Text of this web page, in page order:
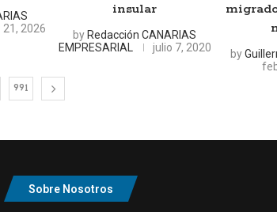
21, 2026
insular
by Redacción CANARIAS
EMPRESARIAL
julio 7, 2020 by
991
Sobre Nosotros